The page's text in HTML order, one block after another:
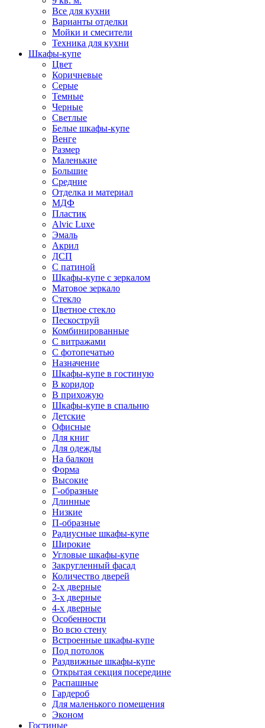
Все для кухни
Варианты отделки
Мойки и смесители
Техника для кухни
Шкафы-купе
Цвет
Коричневые
Серые
Темные
Черные
Светлые
Белые шкафы-купе
Венге
Размер
Маленькие
Большие
Средние
Отделка и материал
МДФ
Пластик
Alvic Luxe
Эмаль
Акрил
ДСП
С патиной
Шкафы-купе с зеркалом
Матовое зеркало
Стекло
Цветное стекло
Пескоструй
Комбинированные
С витражами
С фотопечатью
Назначение
Шкафы-купе в гостиную
В коридор
В прихожую
Шкафы-купе в спальню
Детские
Офисные
Для книг
Для одежды
На балкон
Форма
Высокие
Г-образные
Длинные
Низкие
П-образные
Радиусные шкафы-купе
Широкие
Угловые шкафы-купе
Закругленный фасад
Количество дверей
2-х дверные
3-х дверные
4-х дверные
Особенности
Во всю стену
Встроенные шкафы-купе
Под потолок
Раздвижные шкафы-купе
Открытая секция посередине
Распашные
Гардероб
Для маленького помещения
Эконом
Гостиные